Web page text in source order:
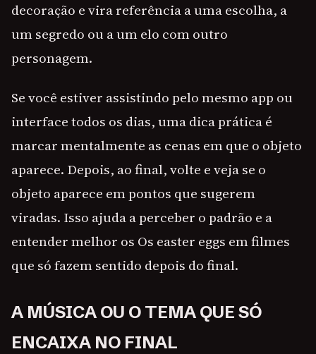
decoração e vira referência a uma escolha, a
um segredo ou a um elo com outro
personagem.
Se você estiver assistindo pelo mesmo app ou
interface todos os dias, uma dica prática é
marcar mentalmente as cenas em que o objeto
aparece. Depois, ao final, volte e veja se o
objeto aparece em pontos que sugerem
viradas. Isso ajuda a perceber o padrão e a
entender melhor os Os easter eggs em filmes
que só fazem sentido depois do final.
A MÚSICA OU O TEMA QUE SÓ
ENCAIXA NO FINAL